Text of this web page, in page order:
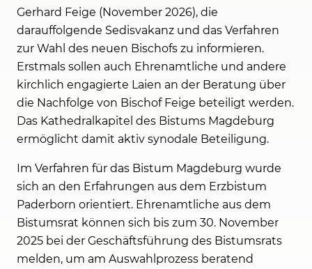
Gerhard Feige (November 2026), die
darauffolgende Sedisvakanz und das Verfahren
zur Wahl des neuen Bischofs zu informieren.
Erstmals sollen auch Ehrenamtliche und andere
kirchlich engagierte Laien an der Beratung über
die Nachfolge von Bischof Feige beteiligt werden.
Das Kathedralkapitel des Bistums Magdeburg
ermöglicht damit aktiv synodale Beteiligung.
Im Verfahren für das Bistum Magdeburg wurde
sich an den Erfahrungen aus dem Erzbistum
Paderborn orientiert. Ehrenamtliche aus dem
Bistumsrat können sich bis zum 30. November
2025 bei der Geschäftsführung des Bistumsrats
melden, um am Auswahlprozess beratend